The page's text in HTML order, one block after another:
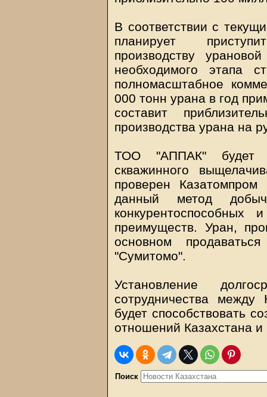
В соответствии с
планирует
производству
необходимого этапа
полномасштабное
000 тонн урана в год
составит
производства урана на
ТОО "АППАК" будет
скважинного
проверен
данный метод
конкурентоспособных
преимуществ. Уран,
основном
"Сумитомо".
Установление
сотрудничества
будет способствовать
отношений Казахстана
Поиск